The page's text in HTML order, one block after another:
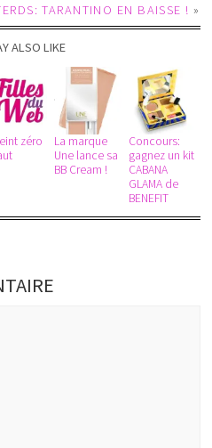
TARANTINO EN BAISSE ! »
ALSO LIKE
zéro
La marque
Une lance sa
BB Cream !
Concours:
gagnez un kit
CABANA
GLAMA de
BENEFIT